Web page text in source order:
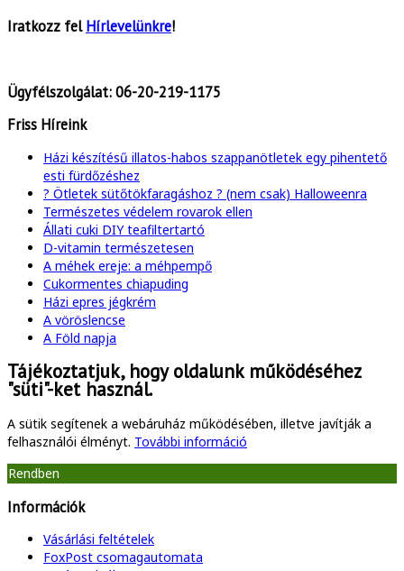
Iratkozz felHírlevelünkre!
Ügyfélszolgálat:06-20-219-1175
Friss Híreink
Házi készítésű illatos-habos szappanötletek egy pihentető
esti fürdőzéshez
? Ötletek sütőtökfaragáshoz ? (nem csak) Halloweenra
Természetes védelem rovarok ellen
Állati cuki DIY teafiltertartó
D-vitamin természetesen
A méhek ereje: a méhpempő
Cukormentes chiapuding
Házi epres jégkrém
A vöröslencse
A Föld napja
Tájékoztatjuk, hogy oldalunk működéséhez
"süti"-ket használ.
A sütik segítenek a webáruház működésében, illetve javítják a
felhasználói élményt. További információ
Rendben
Információk
Vásárlási feltételek
FoxPost csomagautomata